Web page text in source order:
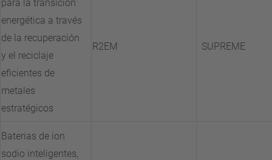
para la transición
energética a través
de la recuperación
y el reciclaje
eficientes de
metales
estratégicos
R2EM SUPREME
Baterias de ion
sodio inteligentes,